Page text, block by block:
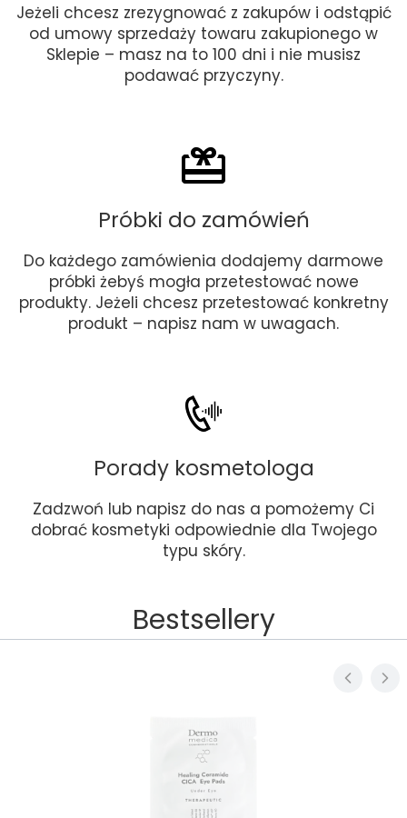
Jeżeli chcesz zrezygnować z zakupów i odstąpić
od umowy sprzedaży towaru zakupionego w
Sklepie – masz na to 100 dni i nie musisz
podawać przyczyny.
Próbki do zamówień
Do każdego zamówienia dodajemy darmowe
próbki żebyś mogła przetestować nowe
produkty. Jeżeli chcesz przetestować konkretny
produkt – napisz nam w uwagach.
Porady kosmetologa
Zadzwoń lub napisz do nas a pomożemy Ci
dobrać kosmetyki odpowiednie dla Twojego
typu skóry.
Bestsellery